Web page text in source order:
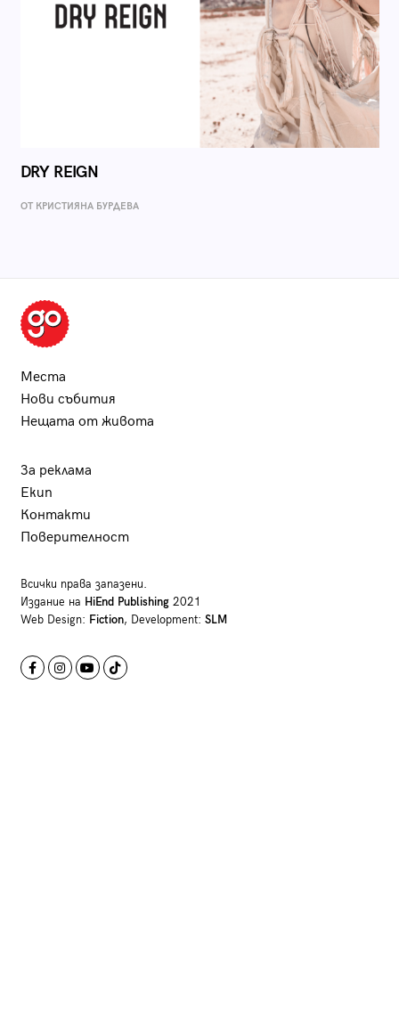
DRY REIGN
ОТ КРИСТИЯНА БУРДЕВА
Места
Нови събития
Нещата от живота
За реклама
Екип
Контакти
Поверителност
Всички права запазени.
Издание на HiEnd Publishing2021
Web Design: Fiction, Development: SLM